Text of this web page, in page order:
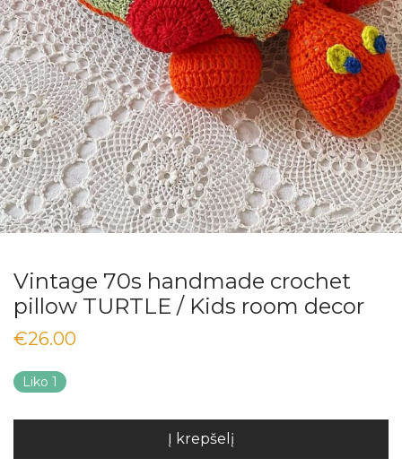
Vintage 70s handmade crochet
pillow TURTLE / Kids room decor
€26.00
Liko 1
Į krepšelį